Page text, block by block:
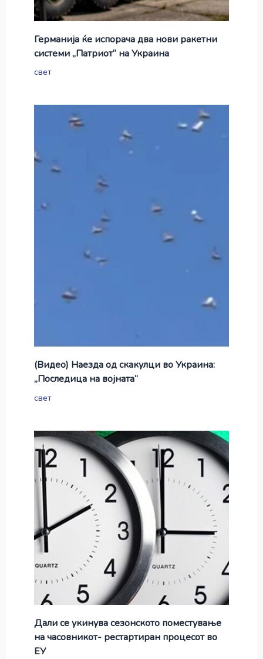
Германија ќе испорача два нови ракетни
системи „Патриот“ на Украина
свет
(Видео) Наезда од скакулци во Украина:
„Последица на војната“
свет
Дали се укинува сезонското поместување
на часовникот- рестартиран процесот во
ЕУ